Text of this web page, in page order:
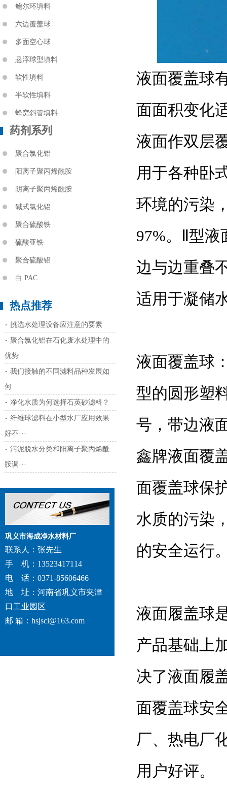
鲍尔环填料
六边覆盖球
多面空心球
悬浮球型填料
软性填料
半软性填料
蜂窝斜管填料
药剂系列
聚合氯化铝
阳离子聚丙烯酰胺
阴离子聚丙烯酰胺
碱式氯化铝
聚合硫酸铁
硫酸亚铁
聚合硫酸铝
白 PAC
热点推荐
挑选水处理设备应注意的要素
聚合氯化铝在石化废水处理中的
优势
我们接触的不同滤料品种发展如
何
净化水质为何选择石英砂滤料？
纤维球滤料在小型水厂应用效果
好不···
污泥脱水分类和阳离子聚丙烯酰
胺调···
巩义市海成净水材料厂
联系人：张先生
手 机：13523417114
电 话：0371-85606466
地 址：河南省巩义市夹津
口工业园区
邮 箱：hsjscl@163.com
液面覆盖球
面面积变化
液面作双层
用于各种卧
环境的污染
97%。Ⅱ型
边与边重叠
适用于凝储
液面覆盖球
型的圆形塑
号，带边液
鑫牌液面覆
面覆盖球保
水质的污染
的安全运行
液面履盖球
产品基础上
决了液面履
面覆盖球安
厂、热电厂
用户好评。